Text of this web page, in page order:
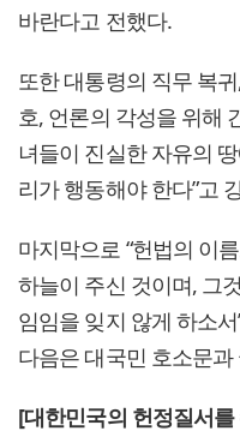
바란다고 전했다.
또한 대통령의 직무 복
호, 언론의 각성을 위해
녀들이 진실한 자유의
리가 행동해야 한다”고
마지막으로 “헌법의 이
하늘이 주신 것이며, 그
임임을 잊지 않게 하소
다음은 대국민 호소문
[대한민국의 헌정질서